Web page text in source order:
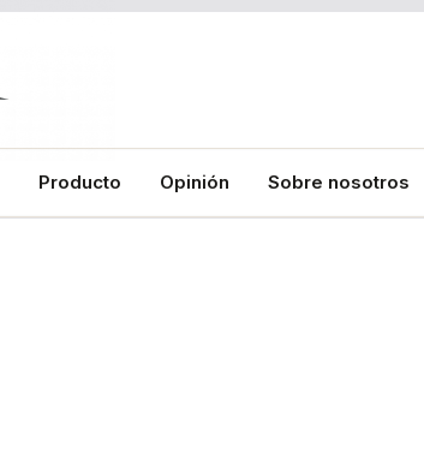
Producto Opinión Sobre nosotros